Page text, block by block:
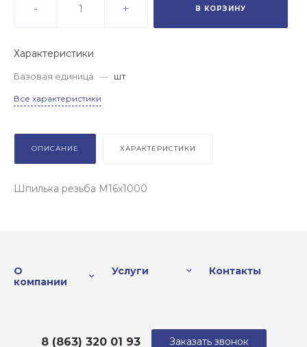
- + В КОРЗИНУ
Характеристики
Базовая единица — шт
Все характеристики
ОПИСАНИЕ ХАРАКТЕРИСТИКИ
Шпилька резьба М16х1000
О
компании
Услуги Контакты
8 (863) 320 01 93 Заказать звонок